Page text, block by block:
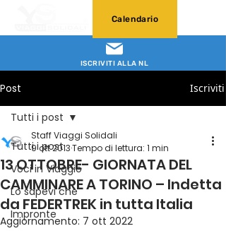
ISCRIVITI ALLA NL
Calendario
Post Iscriviti
Tutti i post
Voci in Viaggio
Lo sapevi che
Impronte
Tutti i post
13 OTTOBRE- GIORNATA DEL
CAMMINARE A TORINO – Indetta
da FEDERTREK in tutta Italia
Staff Viaggi Solidali
9 ott 2013Tempo di lettura: 1 min
Aggiornamento: 7 ott 2022